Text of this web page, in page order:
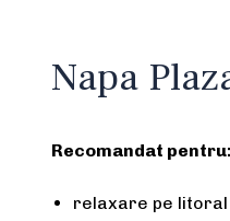
Napa
Recomandat pentru:
relaxare pe litoral